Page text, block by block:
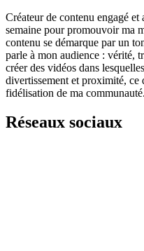
Créateur de contenu engagé
semaine pour promouvoir ma
contenu se démarque par un
parle à mon audience : vérité,
créer des vidéos dans
divertissement et proximité, ce
fidélisation de ma communauté.
Réseaux sociaux